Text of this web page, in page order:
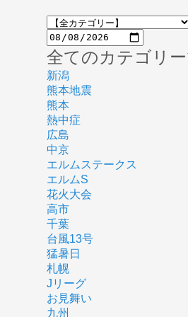
全てのカテゴリ
新潟
熊本地震
熊本
熱中症
広島
中京
エルムステークス
エルムS
花火大会
高市
千葉
台風13号
猛暑日
札幌
Jリーグ
お見舞い
九州